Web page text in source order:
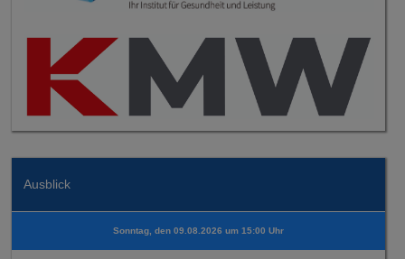
Ausblick
Sonntag, den 09.08.2026 um 15:00 Uhr